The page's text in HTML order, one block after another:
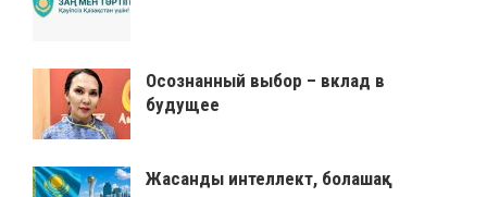
Осознанный выбор – вклад в
будущее
Жасанды интеллект, болашақ